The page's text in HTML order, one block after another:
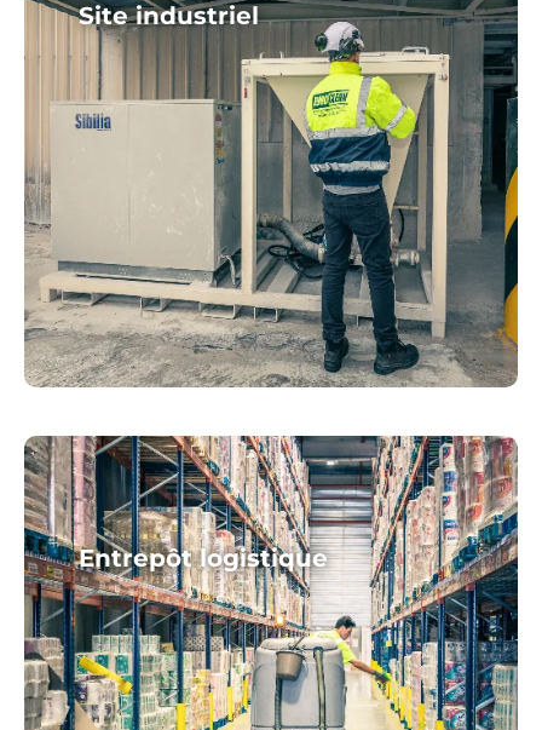
Site industriel
Entrepôt logistique